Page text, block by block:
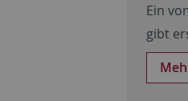
Ein
gibt